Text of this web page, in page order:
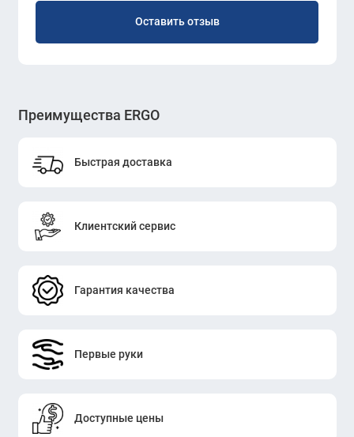
Оставить отзыв
Преимущества ERGO
Быстрая доставка
Клиентский сервис
Гарантия качества
Первые руки
Доступные цены